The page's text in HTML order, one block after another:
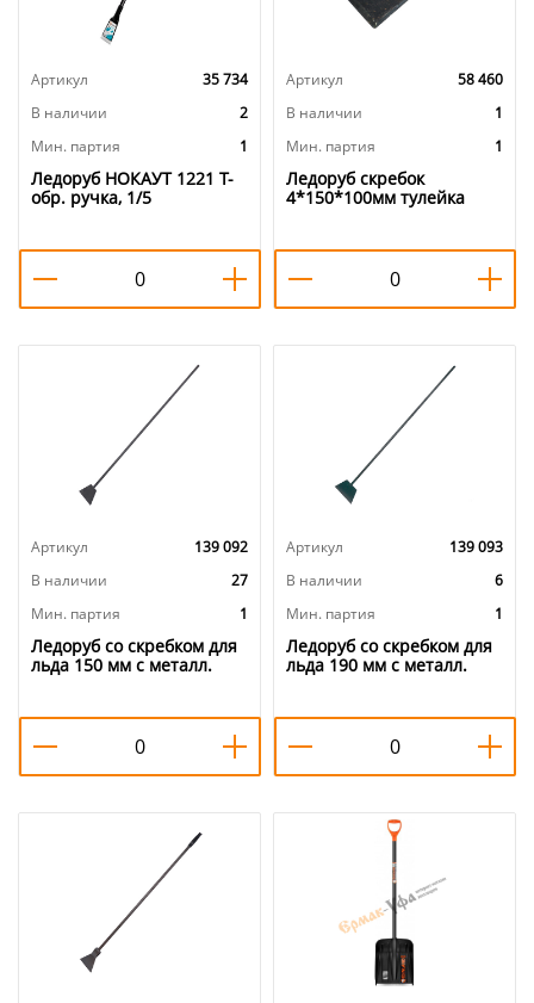
Артикул
35 734
В наличии
2
Мин. партия
1
Ледоруб НОКАУТ 1221 Т-
обр. ручка, 1/5
Артикул
58 460
В наличии
1
Мин. партия
1
Ледоруб скребок
4*150*100мм тулейка
Артикул
139 092
В наличии
27
Мин. партия
1
Ледоруб со скребком для
льда 150 мм с металл.
Артикул
139 093
В наличии
6
Мин. партия
1
Ледоруб со скребком для
льда 190 мм с металл.